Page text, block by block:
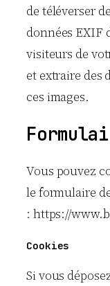
de téléverser
données EXIF
visiteurs de
et extraire des
ces images.
Vous pouvez
le formulaire
: https://
Cookies
Si vous